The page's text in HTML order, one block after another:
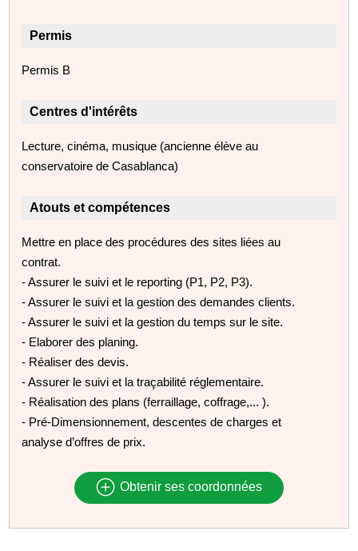
Permis
Permis B
Centres d'intérêts
Lecture, cinéma, musique (ancienne élève au
conservatoire de Casablanca)
Atouts et compétences
Mettre en place des procédures des sites liées au
contrat.
- Assurer le suivi et le reporting (P1, P2, P3).
- Assurer le suivi et la gestion des demandes clients.
- Assurer le suivi et la gestion du temps sur le site.
- Elaborer des planing.
- Réaliser des devis.
- Assurer le suivi et la traçabilité réglementaire.
- Réalisation des plans (ferraillage, coffrage,... ).
- Pré-Dimensionnement, descentes de charges et
analyse d’offres de prix.
Obtenir ses coordonnées